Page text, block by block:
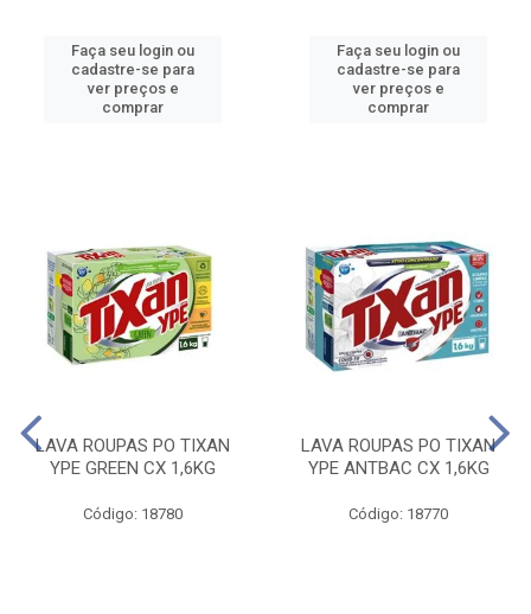
Faça seu login ou
cadastre-se para
ver preços e
comprar
Faça seu login ou
cadastre-se para
ver preços e
comprar
LAVA ROUPAS PO TIXAN
YPE GREEN CX 1,6KG
Código: 18780
LAVA ROUPAS PO TIXAN
YPE ANTBAC CX 1,6KG
Código: 18770